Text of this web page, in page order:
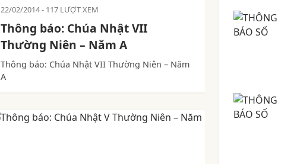
22/02/2014 117 LƯỢT XEM
Thông báo: Chúa Nhật VII
Thường Niên – Năm A
Thông báo: Chúa Nhật VII Thường Niên – Năm
A